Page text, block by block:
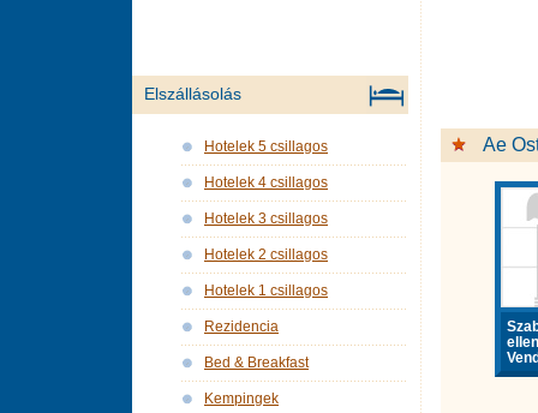
Ae
Elszállásolás
Hotelek 5 csillagos
Hotelek 4 csillagos
Hotelek 3 csillagos
Hotelek 2 csillagos
Hotelek 1 csillagos
Rezidencia
Bed & Breakfast
Kempingek